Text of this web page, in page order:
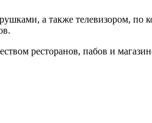
а также телевизором, по
ресторанов, пабов и